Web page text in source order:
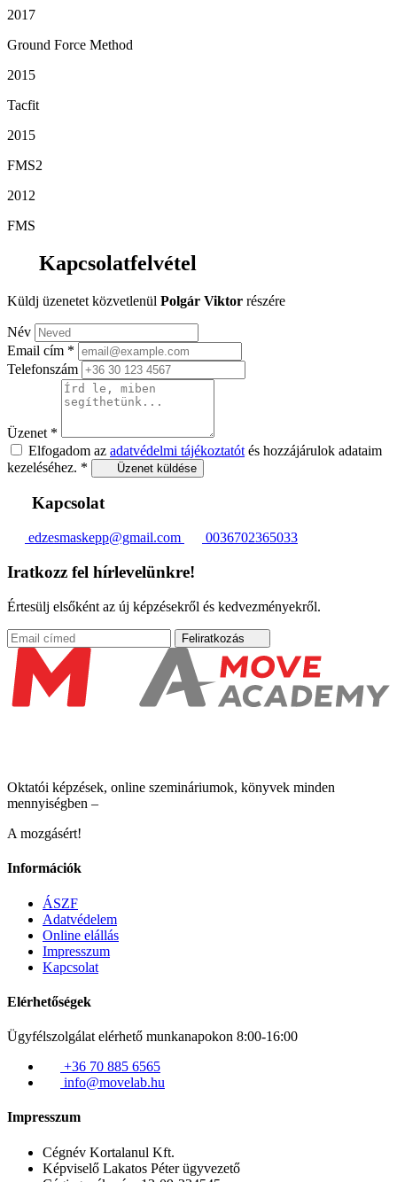
2017
Ground Force Method
2015
Tacfit
2015
FMS2
2012
FMS
Kapcsolatfelvétel
Küldj üzenetet közvetlenül Polgár Viktor részére
Név
Email cím *
Telefonszám
Üzenet *
Elfogadom az adatvédelmi tájékoztatót és hozzájárulok adataim
kezeléséhez. * Üzenet küldése
Kapcsolat
edzesmaskepp@gmail.com 0036702365033
Iratkozz fel hírlevelünkre!
Értesülj elsőként az új képzésekről és kedvezményekről.
Feliratkozás
Oktatói képzések, online szemináriumok, könyvek minden
mennyiségben –
A mozgásért!
Információk
ÁSZF
Adatvédelem
Online elállás
Impresszum
Kapcsolat
Elérhetőségek
Ügyfélszolgálat elérhető munkanapokon 8:00-16:00
+36 70 885 6565
info@movelab.hu
Impresszum
Cégnév Kortalanul Kft.
Képviselő Lakatos Péter ügyvezető